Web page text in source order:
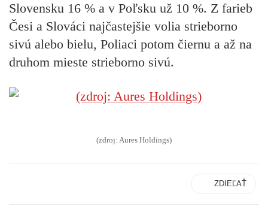
Slovensku 16 % a v Poľsku už 10 %. Z farieb
Česi a Slováci najčastejšie volia strieborno
sivú alebo bielu, Poliaci potom čiernu a až na
druhom mieste strieborno sivú.
(zdroj: Aures Holdings)
ZDIEĽAŤ